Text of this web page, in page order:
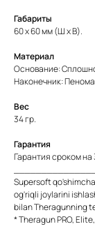
Габариты
60 x 60 мм (Ш х В).
Материал
Основание:
Наконечник:
Вес
34 гр.
Гарантия
Гарантия сроком на
Supersoft
og'riqli joylarini
bilan Theragunning
* Theragun PRO,